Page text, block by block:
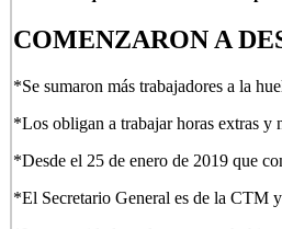
COMENZARON A
*Se sumaron más trabajadores a la
*Los obligan a trabajar horas extras y
*Desde el 25 de enero de 2019 que
*El Secretario General es de la CTM